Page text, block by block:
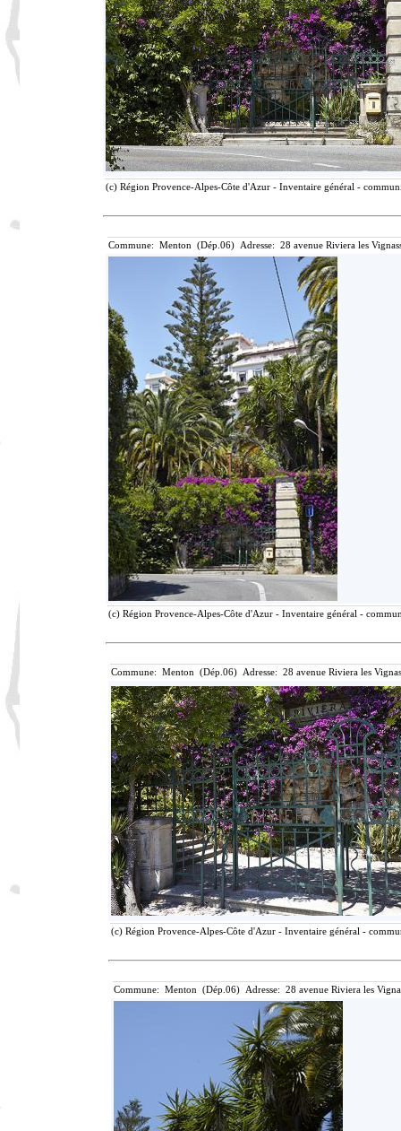
(c) Région Provence-Alpes-Côte d'Azur - Inventaire général -
Commune: Menton (Dép.06) Adresse: 28 avenue Riviera les
(c) Région Provence-Alpes-Côte d'Azur - Inventaire général -
Commune: Menton (Dép.06) Adresse: 28 avenue Riviera les
(c) Région Provence-Alpes-Côte d'Azur - Inventaire général -
Commune: Menton (Dép.06) Adresse: 28 avenue Riviera les